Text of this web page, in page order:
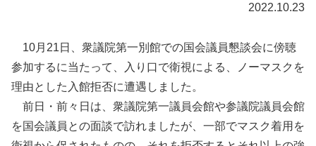
2022.10.23
10月21日、衆議院第一別館での国会議員懇談会に傍聴
参加するに当たって、入り口で衛視による、ノーマスクを
理由とした入館拒否に遭遇しました。
前日・前々日は、衆議院第一議員会館や参議院議員会館
を国会議員との面談で訪れましたが、一部でマスク着用を